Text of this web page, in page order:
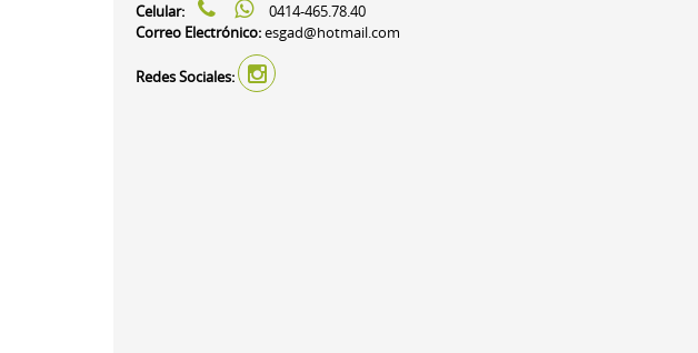
Celular:
0414-465.78.40
Correo Electrónico:esgad@hotmail.com
Redes Sociales: